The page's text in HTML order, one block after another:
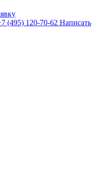
(495) 120-70-62 Написать